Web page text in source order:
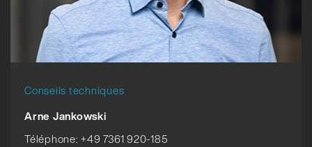
Conseils techniques
Arne Jankowski
Téléphone: +49 7361 920-185